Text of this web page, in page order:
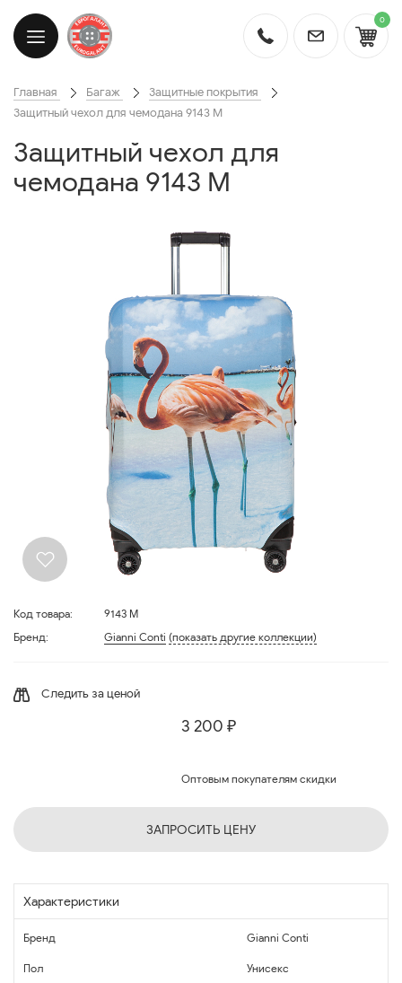
0
Главная Багаж
Защитные покрытия
Защитный чехол для чемодана 9143 M
Защитный чехол для
чемодана 9143 M
Код товара:
9143 M
Бренд:
Gianni Conti (показать другие коллекции)
Следить за ценой
3 200 ₽
Оптовым покупателям скидки
ЗАПРОСИТЬ ЦЕНУ
Характеристики
Бренд Gianni Conti
Пол Унисекс